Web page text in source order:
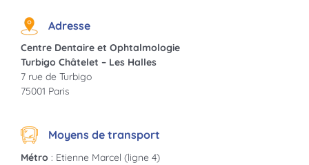
Adresse
Centre Dentaire et Ophtalmologie
Turbigo Châtelet – Les Halles
7 rue de Turbigo
75001 Paris
Moyens de transport
Métro: Etienne Marcel (ligne 4)